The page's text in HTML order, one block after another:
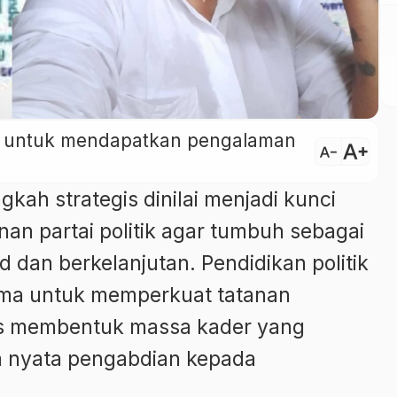
mendapatkan pengalaman
text_decrease text_increase
strategis dinilai menjadi kunci
partai politik agar tumbuh sebagai
dan berkelanjutan. Pendidikan politik
untuk memperkuat tatanan
massa kader yang
pengabdian kepada